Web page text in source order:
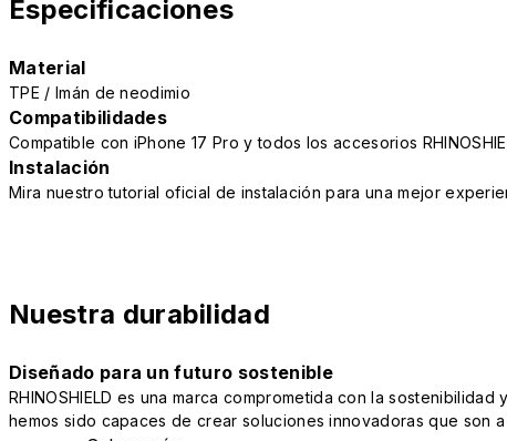
Especificaciones
Material
TPE / Imán de neodimio
Compatibilidades
Compatible con iPhone 17 Pro y todos los accesorios
Instalación
Mira nuestro tutorial oficial de instalación para una mejor
Nuestra durabilidad
Diseñado para un futuro sostenible
RHINOSHIELD es una marca comprometida con la
hemos sido capaces de crear soluciones innovadoras que son